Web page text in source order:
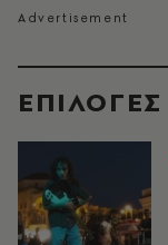
EΠΙΛΟΓΈΣ